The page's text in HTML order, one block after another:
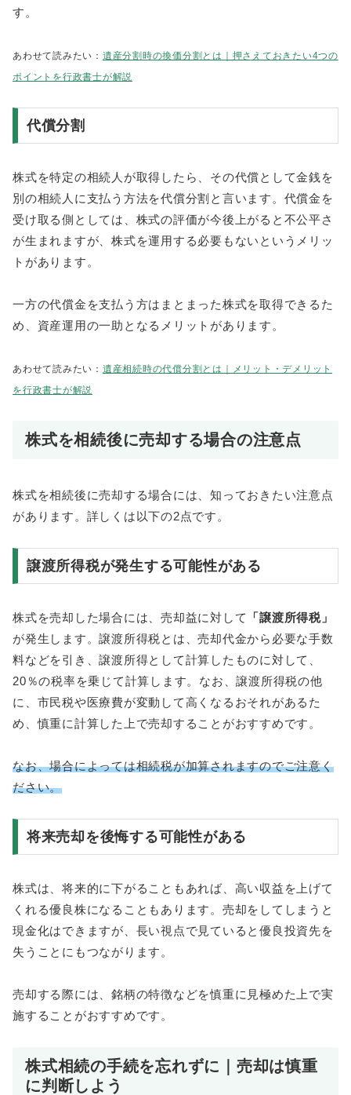
す。
あわせて読みたい： 遺産分割時の換価分割とは｜押さえておきたい4つの
ポイントを行政書士が解説
代償分割
株式を特定の相続人が取得したら、その代償として金銭を
別の相続人に支払う方法を代償分割と言います。代償金を
受け取る側としては、株式の評価が今後上がると不公平さ
が生まれますが、株式を運用する必要もないというメリッ
トがあります。
一方の代償金を支払う方はまとまった株式を取得できるた
め、資産運用の一助となるメリットがあります。
あわせて読みたい： 遺産相続時の代償分割とは｜メリット・デメリット
を行政書士が解説
株式を相続後に売却する場合の注意点
株式を相続後に売却する場合には、知っておきたい注意点
があります。詳しくは以下の2点です。
譲渡所得税が発生する可能性がある
株式を売却した場合には、売却益に対して
「譲渡所得税」
が発生します。譲渡所得税とは、売却代金から必要な手数
料などを引き、譲渡所得として計算したものに対して、
20％の税率を乗じて計算します。なお、譲渡所得税の他
に、市民税や医療費が変動して高くなるおそれがあるた
め、慎重に計算した上で売却することがおすすめです。
なお、場合によっては相続税が加算されますのでご注意く
ださい。
将来売却を後悔する可能性がある
株式は、将来的に下がることもあれば、高い収益を上げて
くれる優良株になることもあります。売却をしてしまうと
現金化はできますが、長い視点で見ていると優良投資先を
失うことにもつながります。
売却する際には、銘柄の特徴などを慎重に見極めた上で実
施することがおすすめです。
株式相続の手続を忘れずに｜売却は慎重
に判断しよう